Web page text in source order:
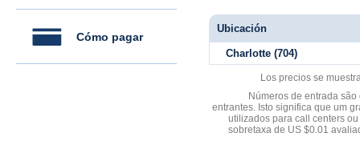
Cómo pagar
Ubicación
Charlotte (704)
Los precios se
Números de entrada
entrantes. Isto significa que um
utilizados para call centers
sobretaxa de US $0.01